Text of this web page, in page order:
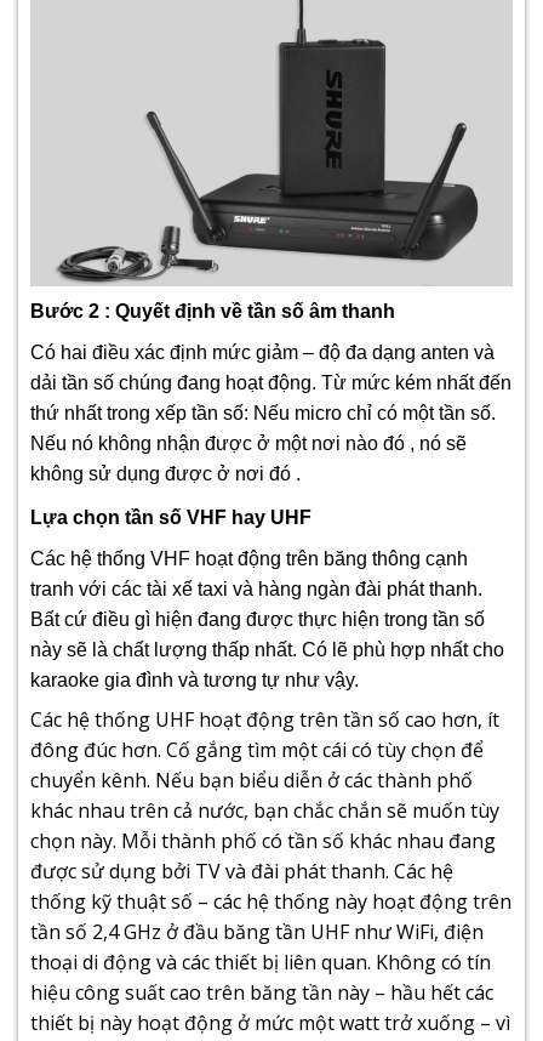
Bước 2 : Quyết định về tần số âm thanh
Có hai điều xác định mức giảm – độ đa dạng anten và
dải tần số chúng đang hoạt động. Từ mức kém nhất đến
thứ nhất trong xếp tần số: Nếu micro chỉ có một tần số.
Nếu nó không nhận được ở một nơi nào đó , nó sẽ
không sử dụng được ở nơi đó .
Lựa chọn tần số VHF hay UHF
Các hệ thống VHF hoạt động trên băng thông cạnh
tranh với các tài xế taxi và hàng ngàn đài phát thanh.
Bất cứ điều gì hiện đang được thực hiện trong tần số
này sẽ là chất lượng thấp nhất. Có lẽ phù hợp nhất cho
karaoke gia đình và tương tự như vậy.
Các hệ thống UHF hoạt động trên tần số cao hơn, ít
đông đúc hơn. Cố gắng tìm một cái có tùy chọn để
chuyển kênh. Nếu bạn biểu diễn ở các thành phố
khác nhau trên cả nước, bạn chắc chắn sẽ muốn tùy
chọn này. Mỗi thành phố có tần số khác nhau đang
được sử dụng bởi TV và đài phát thanh. Các hệ
thống kỹ thuật số – các hệ thống này hoạt động trên
tần số 2,4 GHz ở đầu băng tần UHF như WiFi, điện
thoại di động và các thiết bị liên quan. Không có tín
hiệu công suất cao trên băng tần này – hầu hết các
thiết bị này hoạt động ở mức một watt trở xuống – vì